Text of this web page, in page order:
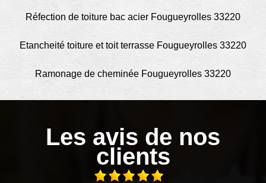
Réfection de toiture bac acier Fougueyrolles 33220
Etancheité toiture et toit terrasse Fougueyrolles 33220
Ramonage de cheminée Fougueyrolles 33220
Les avis de nos
clients